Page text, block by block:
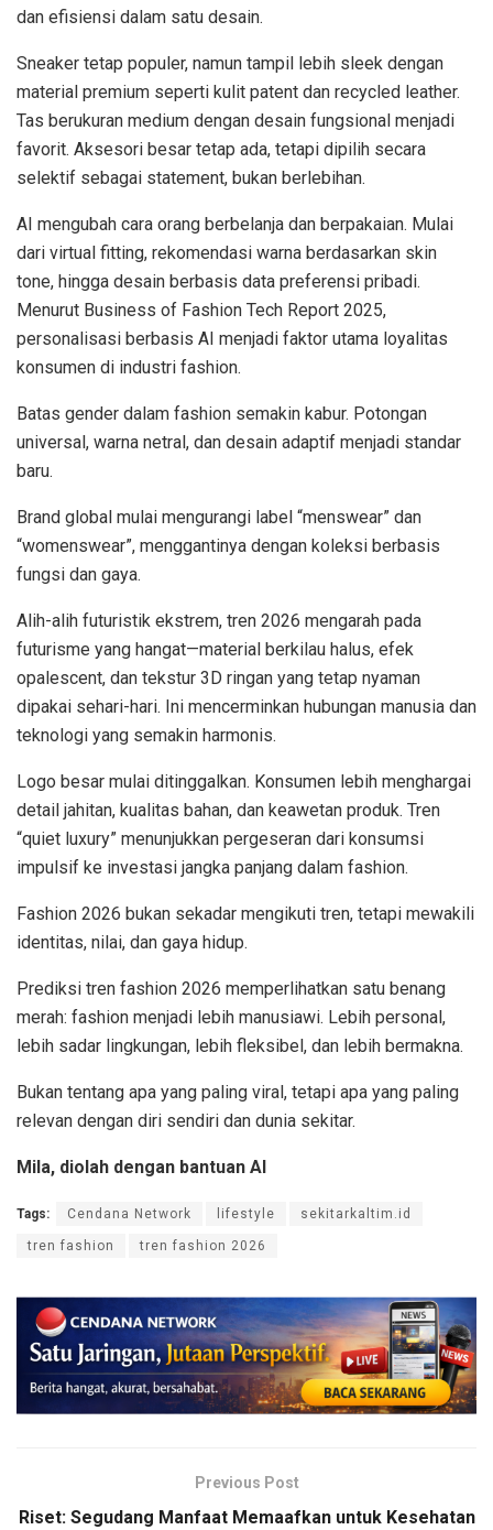
dan efisiensi dalam satu desain.
Sneaker tetap populer, namun tampil lebih sleek dengan
material premium seperti kulit patent dan recycled leather.
Tas berukuran medium dengan desain fungsional menjadi
favorit. Aksesori besar tetap ada, tetapi dipilih secara
selektif sebagai statement, bukan berlebihan.
AI mengubah cara orang berbelanja dan berpakaian. Mulai
dari virtual fitting, rekomendasi warna berdasarkan skin
tone, hingga desain berbasis data preferensi pribadi.
Menurut Business of Fashion Tech Report 2025,
personalisasi berbasis AI menjadi faktor utama loyalitas
konsumen di industri fashion.
Batas gender dalam fashion semakin kabur. Potongan
universal, warna netral, dan desain adaptif menjadi standar
baru.
Brand global mulai mengurangi label “menswear” dan
“womenswear”, menggantinya dengan koleksi berbasis
fungsi dan gaya.
Alih-alih futuristik ekstrem, tren 2026 mengarah pada
futurisme yang hangat—material berkilau halus, efek
opalescent, dan tekstur 3D ringan yang tetap nyaman
dipakai sehari-hari. Ini mencerminkan hubungan manusia dan
teknologi yang semakin harmonis.
Logo besar mulai ditinggalkan. Konsumen lebih menghargai
detail jahitan, kualitas bahan, dan keawetan produk. Tren
“quiet luxury” menunjukkan pergeseran dari konsumsi
impulsif ke investasi jangka panjang dalam fashion.
Fashion 2026 bukan sekadar mengikuti tren, tetapi mewakili
identitas, nilai, dan gaya hidup.
Prediksi tren fashion 2026 memperlihatkan satu benang
merah: fashion menjadi lebih manusiawi. Lebih personal,
lebih sadar lingkungan, lebih fleksibel, dan lebih bermakna.
Bukan tentang apa yang paling viral, tetapi apa yang paling
relevan dengan diri sendiri dan dunia sekitar.
Mila, diolah dengan bantuan AI
Tags: Cendana Network lifestyle sekitarkaltim.id
tren fashion tren fashion 2026
Previous Post
Riset: Segudang Manfaat Memaafkan untuk Kesehatan